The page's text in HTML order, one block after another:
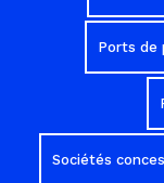
Ports de
Sociétés